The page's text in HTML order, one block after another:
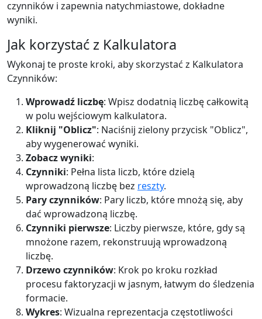
czynników i zapewnia natychmiastowe, dokładne
wyniki.
Jak korzystać z Kalkulatora
Wykonaj te proste kroki, aby skorzystać z Kalkulatora
Czynników:
Wprowadź liczbę: Wpisz dodatnią liczbę całkowitą
w polu wejściowym kalkulatora.
Kliknij "Oblicz": Naciśnij zielony przycisk "Oblicz",
aby wygenerować wyniki.
Zobacz wyniki:
Czynniki: Pełna lista liczb, które dzielą
wprowadzoną liczbę bez reszty.
Pary czynników: Pary liczb, które mnożą się, aby
dać wprowadzoną liczbę.
Czynniki pierwsze: Liczby pierwsze, które, gdy są
mnożone razem, rekonstruują wprowadzoną
liczbę.
Drzewo czynników: Krok po kroku rozkład
procesu faktoryzacji w jasnym, łatwym do śledzenia
formacie.
Wykres: Wizualna reprezentacja częstotliwości